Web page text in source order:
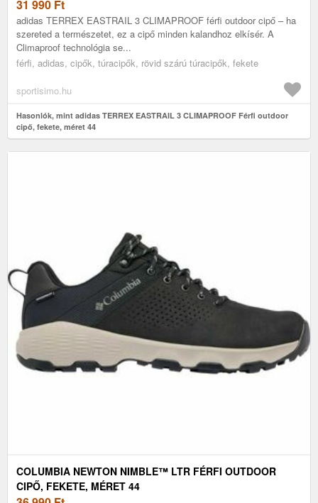
31 990 Ft
adidas TERREX EASTRAIL 3 CLIMAPROOF férfi outdoor cipő – ha
szereted a természetet, ez a cipő minden kalandhoz elkísér. A
Climaproof technológia se...
férfi, adidas, cipők, túracipők, rövid szárú túracipők, fekete
sportisimo.hu
Hasonlók, mint adidas TERREX EASTRAIL 3 CLIMAPROOF Férfi outdoor
cipő, fekete, méret 44
COLUMBIA NEWTON NIMBLE™ LTR FÉRFI OUTDOOR
CIPŐ, FEKETE, MÉRET 44